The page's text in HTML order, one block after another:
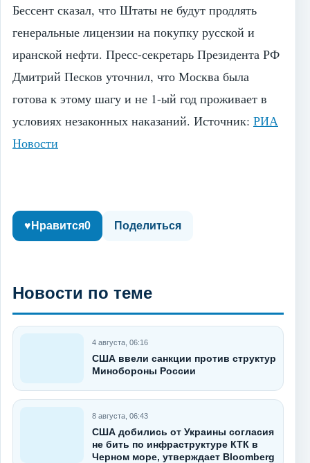
Бессент сказал, что Штаты не будут продлять
генеральные лицензии на покупку русской и
иранской нефти. Пресс-секретарь Президента РФ
Дмитрий Песков уточнил, что Москва была
готова к этому шагу и не 1-ый год проживает в
условиях незаконных наказаний. Источник: РИА
Новости
♥ Нравится0 Поделиться
Новости по теме
4 августа, 06:16
США ввели санкции против структур
Минобороны России
8 августа, 06:43
США добились от Украины согласия
не бить по инфраструктуре КТК в
Черном море, утверждает Bloomberg